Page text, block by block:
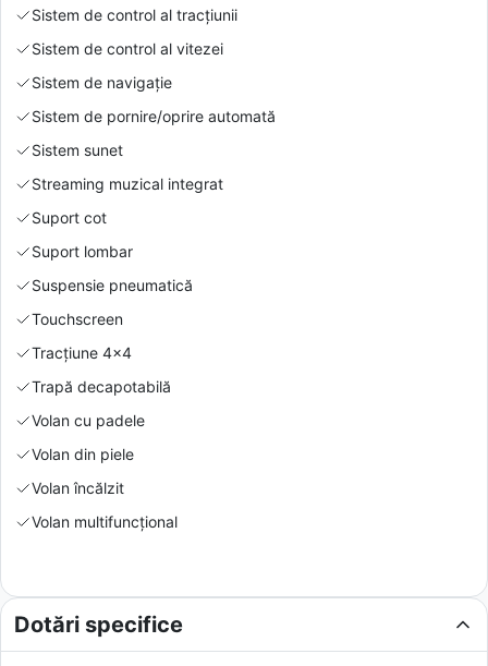
Sistem de control al tracțiunii
Sistem de control al vitezei
Sistem de navigație
Sistem de pornire/oprire automată
Sistem sunet
Streaming muzical integrat
Suport cot
Suport lombar
Suspensie pneumatică
Touchscreen
Tracțiune 4x4
Trapă decapotabilă
Volan cu padele
Volan din piele
Volan încălzit
Volan multifuncțional
Dotări specifice